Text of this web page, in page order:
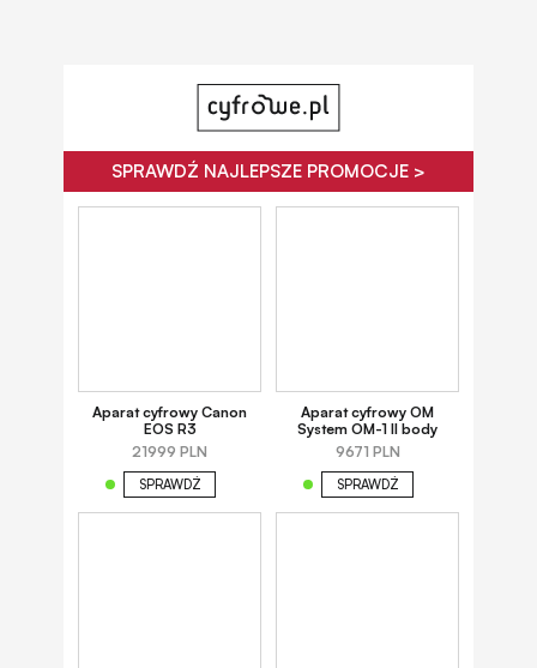
SPRAWDŹ NAJLEPSZE PROMOCJE >
Aparat cyfrowy Canon
EOS R3
21999 PLN
SPRAWDŹ
Aparat cyfrowy OM
System OM-1 II body
9671 PLN
SPRAWDŹ